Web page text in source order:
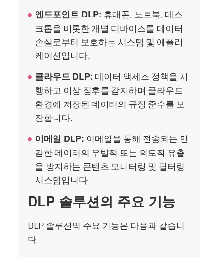
엔드포인트 DLP: 휴대폰, 노트북, 데스
크톱을 비롯한 개별 디바이스를 데이터
손실로부터 보호하는 시스템 및 애플리
케이션입니다.
클라우드 DLP: 데이터 액세스 정책을 시
행하고 이상 징후를 감지하며 클라우드
환경에 저장된 데이터의 규정 준수를 보
장합니다.
이메일 DLP: 이메일을 통해 전송되는 민
감한 데이터의 우발적 또는 의도적 유출
을 방지하는 콘텐츠 모니터링 및 필터링
시스템입니다.
DLP 솔루션의 주요 기능
DLP 솔루션의 주요 기능은 다음과 같습니
다: